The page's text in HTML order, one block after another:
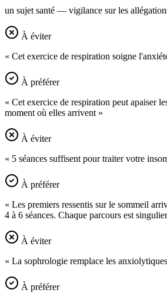
un sujet santé — vigilance sur les
À éviter
« Cet exercice de respiration soigne
À préférer
« Cet exercice de respiration peut apaiser
moment où elles arrivent »
À éviter
« 5 séances suffisent pour traiter votre
À préférer
« Les premiers ressentis sur le sommeil
4 à 6 séances. Chaque parcours est
À éviter
« La sophrologie remplace les
À préférer